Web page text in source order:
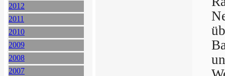
2012
2011
2010
2009
2008
2007